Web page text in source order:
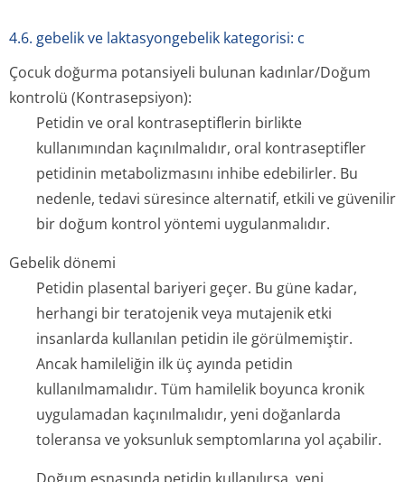
4.6. gebelik ve laktasyongebelik kategorisi: c
Çocuk doğurma potansiyeli bulunan kadınlar/Doğum
kontrolü (Kontrasepsiyon):
Petidin ve oral kontraseptiflerin birlikte
kullanımından kaçınılmalıdır, oral kontraseptifler
petidinin metabolizmasını inhibe edebilirler. Bu
nedenle, tedavi süresince alternatif, etkili ve güvenilir
bir doğum kontrol yöntemi uygulanmalıdır.
Gebelik dönemi
Petidin plasental bariyeri geçer. Bu güne kadar,
herhangi bir teratojenik veya mutajenik etki
insanlarda kullanılan petidin ile görülmemiştir.
Ancak hamileliğin ilk üç ayında petidin
kullanılmamalıdır. Tüm hamilelik boyunca kronik
uygulamadan kaçınılmalıdır, yeni doğanlarda
toleransa ve yoksunluk semptomlarına yol açabilir.